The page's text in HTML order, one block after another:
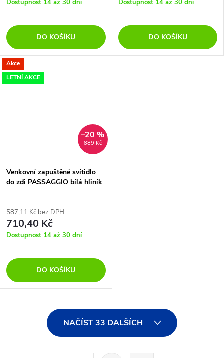
DO KOŠÍKU DO KOŠÍKU
Akce
LETNÍ AKCE
889 Kč
–20 %
Venkovní zapuštěné svítidlo
do zdi PASSAGGIO bílá hliník
9020170
587,11 Kč bez DPH
710,40 Kč
Dostupnost 14 až 30 dní
DO KOŠÍKU
NAČÍST 33 DALŠÍCH